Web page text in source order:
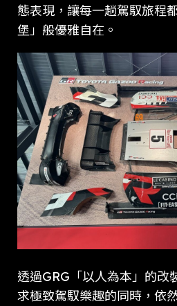
態表現，讓每一趟駕馭旅程
堡」般優雅自在。
透過GRG「以人為本」的改
求極致駕馭樂趣的同時，依